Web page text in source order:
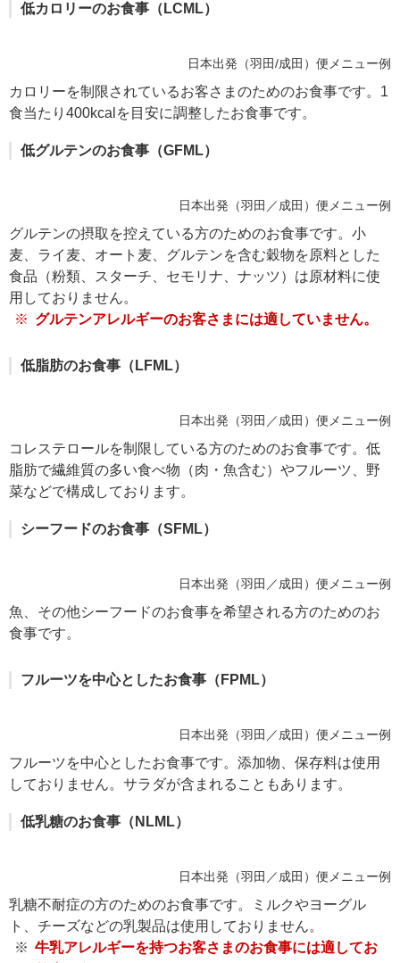
低カロリーのお食事（LCML）
日本出発（羽田/成田）便メニュー例
カロリーを制限されているお客さまのためのお食事です。1
食当たり400kcalを目安に調整したお食事です。
低グルテンのお食事（GFML）
日本出発（羽田／成田）便メニュー例
グルテンの摂取を控えている方のためのお食事です。小
麦、ライ麦、オート麦、グルテンを含む穀物を原料とした
食品（粉類、スターチ、セモリナ、ナッツ）は原材料に使
用しておりません。
グルテンアレルギーのお客さまには適していません。
低脂肪のお食事（LFML）
日本出発（羽田／成田）便メニュー例
コレステロールを制限している方のためのお食事です。低
脂肪で繊維質の多い食べ物（肉・魚含む）やフルーツ、野
菜などで構成しております。
シーフードのお食事（SFML）
日本出発（羽田／成田）便メニュー例
魚、その他シーフードのお食事を希望される方のためのお
食事です。
フルーツを中心としたお食事（FPML）
日本出発（羽田／成田）便メニュー例
フルーツを中心としたお食事です。添加物、保存料は使用
しておりません。サラダが含まれることもあります。
低乳糖のお食事（NLML）
日本出発（羽田／成田）便メニュー例
乳糖不耐症の方のためのお食事です。ミルクやヨーグル
ト、チーズなどの乳製品は使用しておりません。
牛乳アレルギーを持つお客さまのお食事には適してお